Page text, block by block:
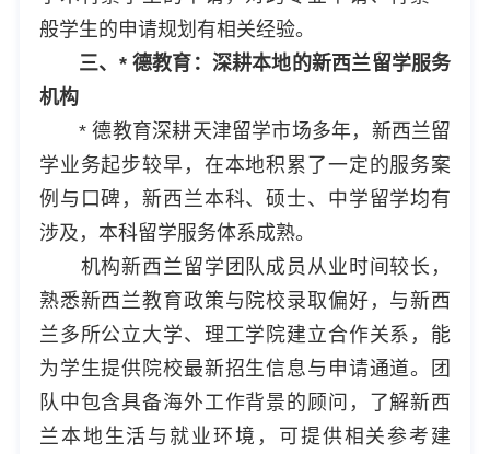
般学生的申请规划有相关经验。
三、* 德教育：深耕本地的新西兰留学服务
机构
* 德教育深耕天津留学市场多年，新西兰留
学业务起步较早，在本地积累了一定的服务案
例与口碑，新西兰本科、硕士、中学留学均有
涉及，本科留学服务体系成熟。
机构新西兰留学团队成员从业时间较长，
熟悉新西兰教育政策与院校录取偏好，与新西
兰多所公立大学、理工学院建立合作关系，能
为学生提供院校最新招生信息与申请通道。团
队中包含具备海外工作背景的顾问，了解新西
兰本地生活与就业环境，可提供相关参考建